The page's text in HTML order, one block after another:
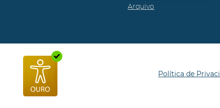
Arquivo
Política de